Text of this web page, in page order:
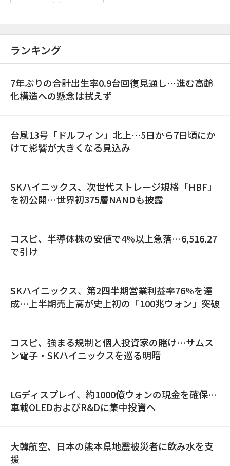
ランキング
7年ぶりの合計出生率0.9台回復見通し…進む高齢
化構造への懸念は拭えず
台風13号「ドルフィン」北上…5日から7日頃にか
けて影響が大きくなる見込み
SKハイニックス、次世代ストレージ規格「HBF」
を初公開…世界初375層NANDも披露
コスピ、半導体株の安値で4%以上急落…6,516.27
で引け
SKハイニックス、第2四半期営業利益率76%を達
成…上半期売上高が史上初の「100兆ウォン」突破
コスピ、強まる規制と個人投資家の賭け…サムス
ン電子・SKハイニックスを巡る明暗
LGディスプレイ、約1000億ウォンの現金を確保…
車載OLEDおよびR&Dに集中投資へ
大韓航空、日本の熊本県地震被災者に飲み水を支
援